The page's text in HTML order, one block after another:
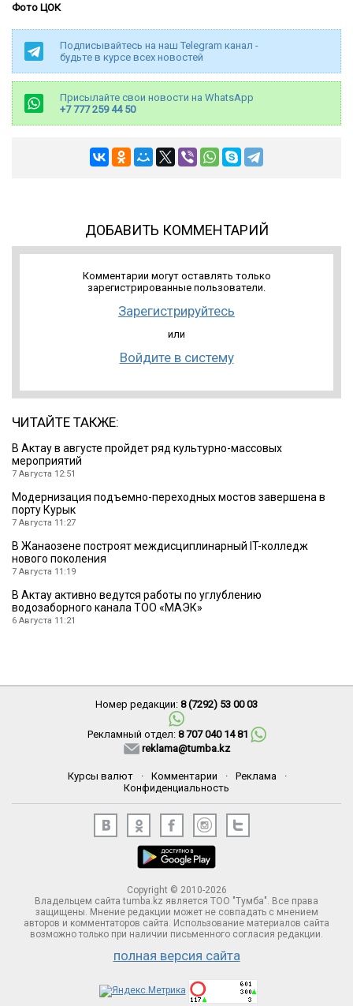
Фото ЦОК
Подписывайтесь на наш Telegram канал -
будьте в курсе всех новостей
Присылайте свои новости на WhatsApp
+7 777 259 44 50
ДОБАВИТЬ КОММЕНТАРИЙ
Комментарии могут оставлять только
зарегистрированные пользователи.
Зарегистрируйтесь
или
Войдите в систему
ЧИТАЙТЕ ТАКЖЕ:
В Актау в августе пройдет ряд культурно-массовых
мероприятий
7 Августа 12:51
Модернизация подъемно-переходных мостов завершена в
порту Курык
7 Августа 11:27
В Жанаозене построят междисциплинарный IT-колледж
нового поколения
7 Августа 11:19
В Актау активно ведутся работы по углублению
водозаборного канала ТОО «МАЭК»
6 Августа 11:21
Номер редакции: 8 (7292) 53 00 03
Рекламный отдел: 8 707 040 14 81
reklama@tumba.kz
Курсы валют · Комментарии · Реклама
·
Конфиденциальность
Copyright © 2010-2026
Владельцем сайта tumba.kz является ТОО "Тумба". Все права
защищены. Мнение редакции может не совпадать с мнением
авторов и комментаторов сайта. Использование материалов сайта
возможно только при наличии письменного согласия редакции.
полная версия сайта